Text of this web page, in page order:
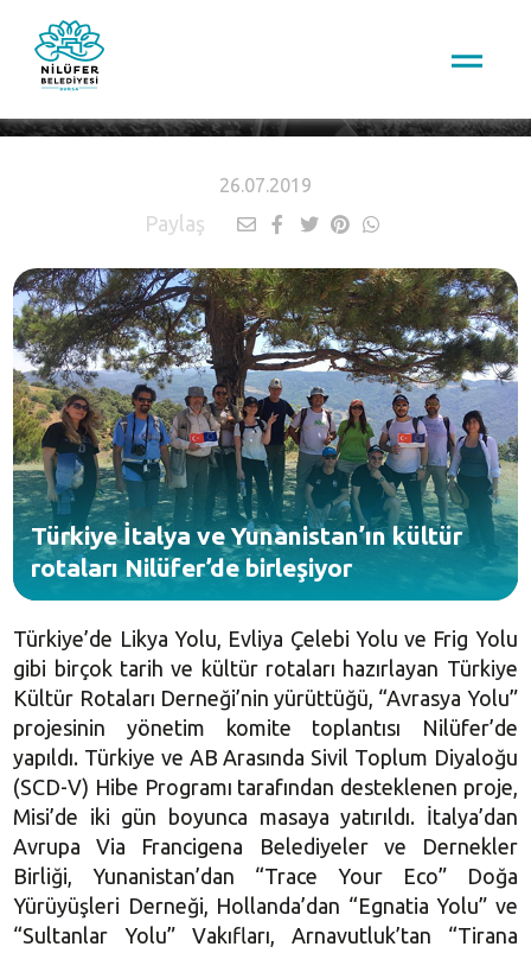
26.07.2019
Paylaş
Türkiye İtalya ve Yunanistan’ın kültür
rotaları Nilüfer’de birleşiyor
Türkiye’de Likya Yolu, Evliya Çelebi Yolu ve Frig Yolu
gibi birçok tarih ve kültür rotaları hazırlayan Türkiye
Kültür Rotaları Derneği’nin yürüttüğü, “Avrasya Yolu”
projesinin yönetim komite toplantısı Nilüfer’de
yapıldı. Türkiye ve AB Arasında Sivil Toplum Diyaloğu
(SCD-V) Hibe Programı tarafından desteklenen proje,
Misi’de iki gün boyunca masaya yatırıldı. İtalya’dan
Avrupa Via Francigena Belediyeler ve Dernekler
Birliği, Yunanistan’dan “Trace Your Eco” Doğa
Yürüyüşleri Derneği, Hollanda’dan “Egnatia Yolu” ve
“Sultanlar Yolu” Vakıfları, Arnavutluk’tan “Tirana